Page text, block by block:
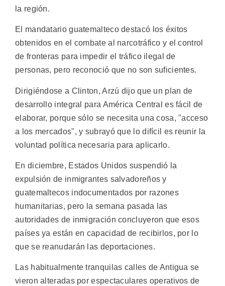
la región.
El mandatario guatemalteco destacó los éxitos
obtenidos en el combate al narcotráfico y el control
de fronteras para impedir el tráfico ilegal de
personas, pero reconoció que no son suficientes.
Dirigiéndose a Clinton, Arzú dijo que un plan de
desarrollo integral para América Central es fácil de
elaborar, porque sólo se necesita una cosa, "acceso
a los mercados", y subrayó que lo difícil es reunir la
voluntad política necesaria para aplicarlo.
En diciembre, Estados Unidos suspendió la
expulsión de inmigrantes salvadoreños y
guatemaltecos indocumentados por razones
humanitarias, pero la semana pasada las
autoridades de inmigración concluyeron que esos
países ya están en capacidad de recibirlos, por lo
que se reanudarán las deportaciones.
Las habitualmente tranquilas calles de Antigua se
vieron alteradas por espectaculares operativos de